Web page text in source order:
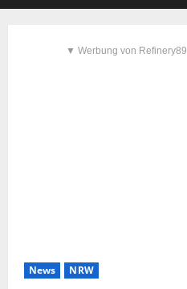
▼ Werbung von Refinery89
News NRW